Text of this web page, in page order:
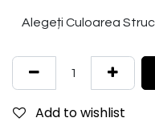
Add to wishlist